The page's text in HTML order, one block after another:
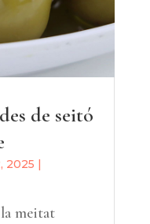
de seitó
2025
meitat